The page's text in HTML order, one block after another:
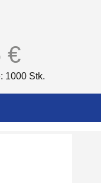
€
1000 Stk.